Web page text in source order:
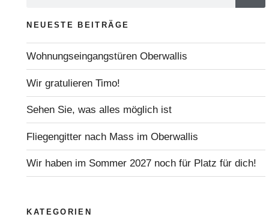
NEUESTE BEITRÄGE
Wohnungseingangstüren Oberwallis
Wir gratulieren Timo!
Sehen Sie, was alles möglich ist
Fliegengitter nach Mass im Oberwallis
Wir haben im Sommer 2027 noch für Platz für dich!
KATEGORIEN